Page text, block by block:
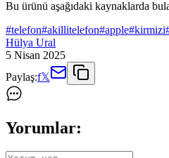
Bu ürünü aşağıdaki kaynaklarda
#telefon#akillitelefon#apple#kirmizi
Hülya Ural
5 Nisan 2025
Paylaş:f𝕏
Yorumlar: